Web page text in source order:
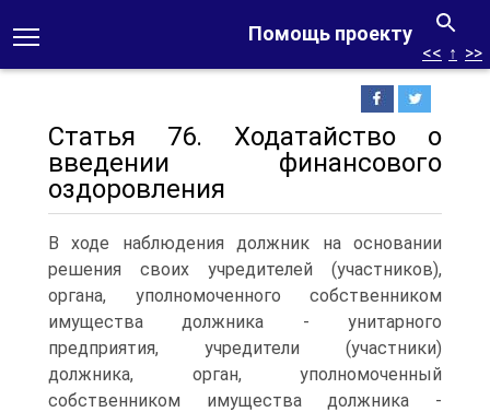
Помощь проекту
<< ↑ >>
Статья 76. Ходатайство о
введении финансового
оздоровления
В ходе наблюдения должник на основании
решения своих учредителей (участников),
органа, уполномоченного собственником
имущества должника - унитарного
предприятия, учредители (участники)
должника, орган, уполномоченный
собственником имущества должника -